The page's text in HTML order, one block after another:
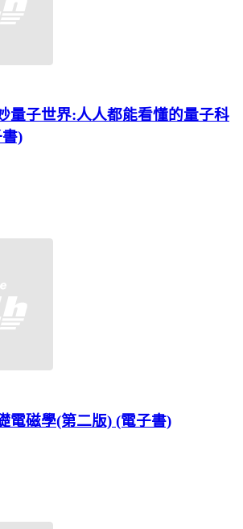
量子世界:人人都能看懂的量子科
)
電磁學(第二版) (電子書)